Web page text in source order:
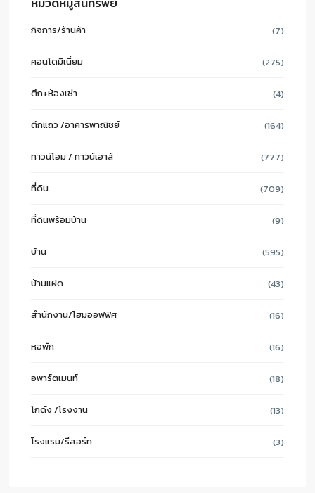
กิจการ/ร้านค้า (7)
คอนโดมิเนี่ยม (275)
ตึก+ห้องเช่า (4)
ตึกแถว /อาคารพาณิชย์ (164)
ทาวน์โฮม / ทาวน์เฮาส์ (777)
ที่ดิน (709)
ที่ดินพร้อมบ้าน (9)
บ้าน (595)
บ้านแฝด (43)
สำนักงาน/โฮมออฟฟิศ (16)
หอพัก (16)
อพาร์ตเมนท์ (18)
โกดัง /โรงงาน (13)
โรงแรม/รีสอร์ท (3)